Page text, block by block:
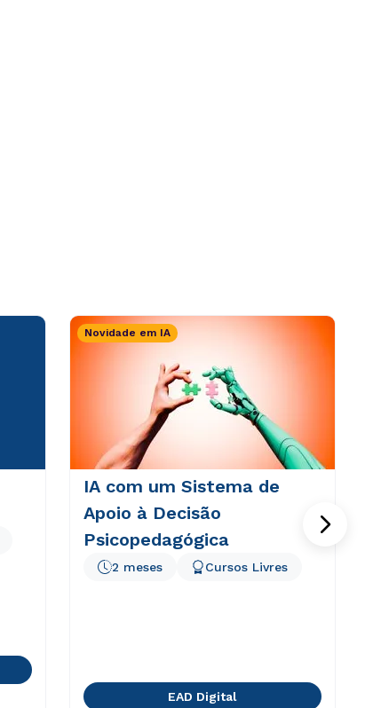
Novidade em IA
IA com um Sistema de
Apoio à Decisão
Psicopedagógica
2 meses Cursos Livres
EAD Digital